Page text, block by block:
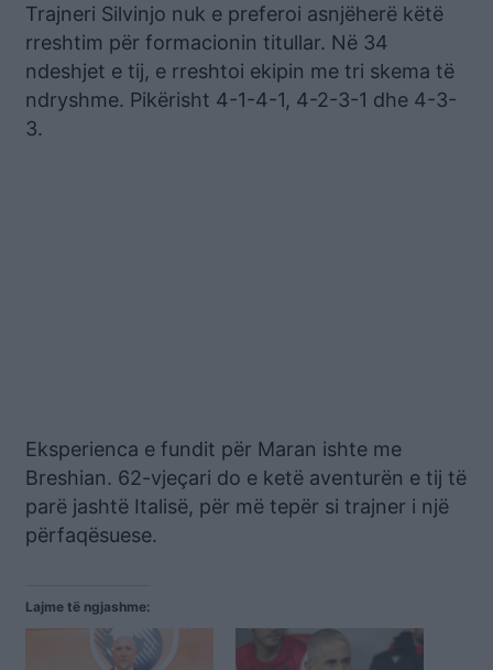
Trajneri Silvinjo nuk e preferoi asnjëherë këtë
rreshtim për formacionin titullar. Në 34
ndeshjet e tij, e rreshtoi ekipin me tri skema të
ndryshme. Pikërisht 4-1-4-1, 4-2-3-1 dhe 4-3-
3.
Eksperienca e fundit për Maran ishte me
Breshian. 62-vjeçari do e ketë aventurën e tij të
parë jashtë Italisë, për më tepër si trajner i një
përfaqësuese.
Lajme të ngjashme: